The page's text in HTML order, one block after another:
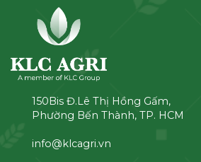
150Bis Đ.Lê Thị Hồng Gấm,
Phường Bến Thành, TP. HCM
info@klcagri.vn